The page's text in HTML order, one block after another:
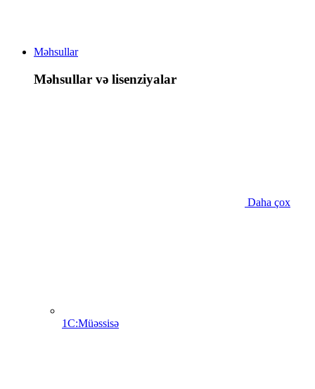
Məhsullar
Məhsullar və lisenziyalar
Daha çox
1C:Müəssisə